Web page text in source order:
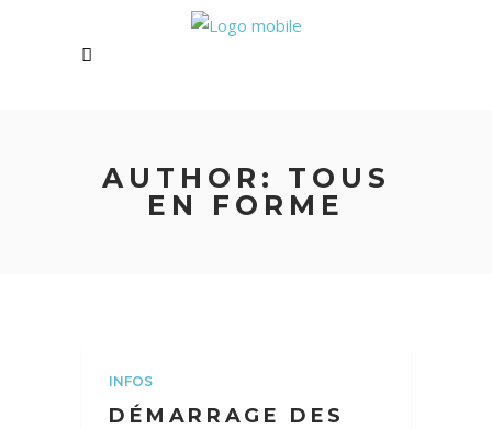
AUTHOR: TOUS
EN FORME
INFOS
DÉMARRAGE DES